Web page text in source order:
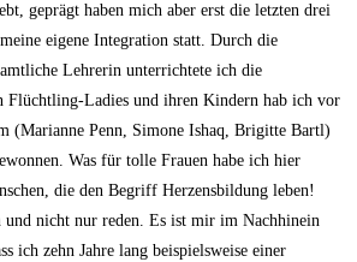
geprägt haben mich aber erst die letzten drei
eigene Integration statt. Durch die
Lehrerin unterrichtete ich die
Flüchtling-Ladies und ihren Kindern hab ich vor
(Marianne Penn, Simone Ishaq, Brigitte Bartl)
Was für tolle Frauen habe ich hier
die den Begriff Herzensbildung leben!
und nicht nur reden. Es ist mir im Nachhinein
ich zehn Jahre lang beispielsweise einer